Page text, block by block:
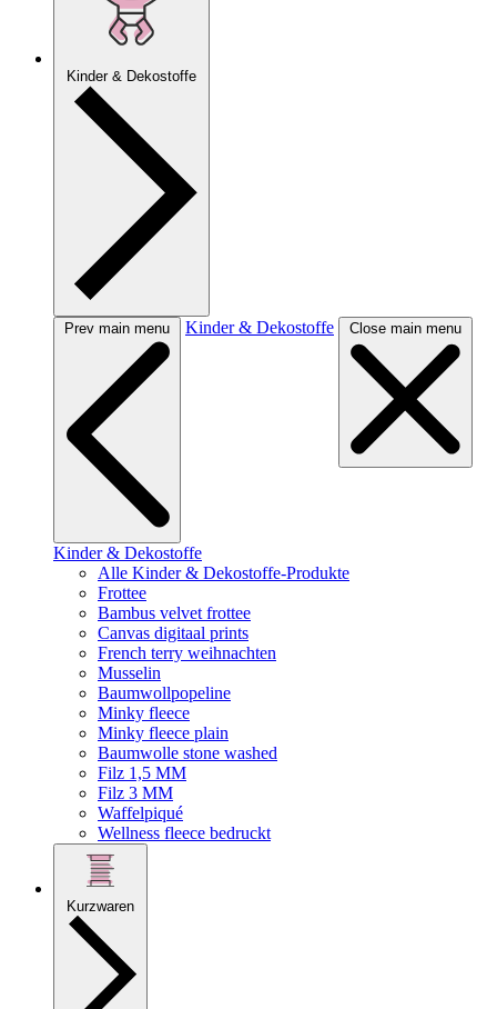
Kinder & Dekostoffe
Prev main menu Kinder & Dekostoffe Close main menu
Kinder & Dekostoffe
Alle Kinder & Dekostoffe-Produkte
Frottee
Bambus velvet frottee
Canvas digitaal prints
French terry weihnachten
Musselin
Baumwollpopeline
Minky fleece
Minky fleece plain
Baumwolle stone washed
Filz 1,5 MM
Filz 3 MM
Waffelpiqué
Wellness fleece bedruckt
Kurzwaren